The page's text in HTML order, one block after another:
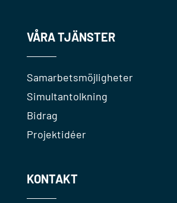
VÅRA TJÄNSTER
Samarbetsmöjligheter
Simultantolkning
Bidrag
Projektidéer
KONTAKT